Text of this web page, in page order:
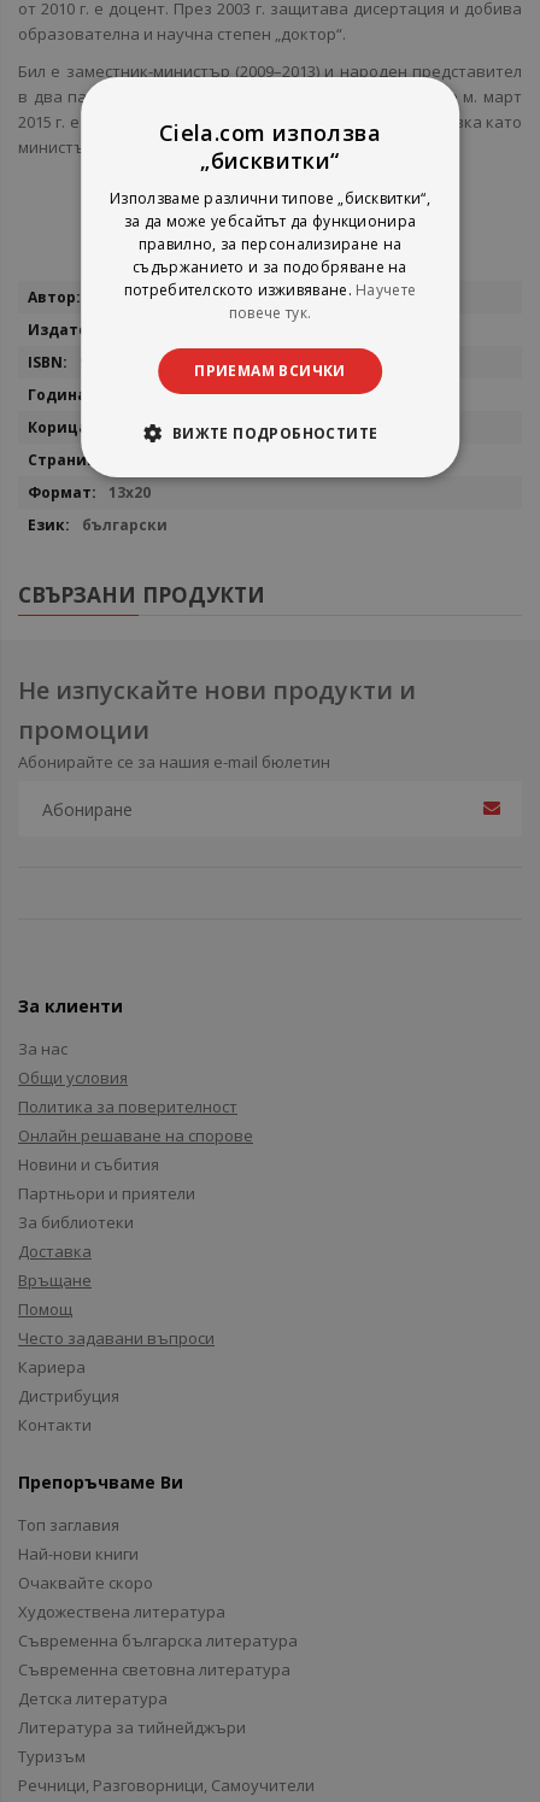
от 2010 г. е доцент. През 2003 г. защитава дисертация и добива
образователна и научна степен „доктор“.
Бил е заместник-министър (2009–2013) и народен представител
в два парламента (2013–2015). От м. ноември 2014 г. до м. март
2015 г. е министър на вътрешните работи. Подава оставка като
министър и депутат.
Повече
Веселин Вучков
9786190118053
2026
мека
13x20
български
СВЪРЗАНИ ПРОДУКТИ
Не изпускайте нови продукти и
промоции
Абонирайте се за нашия e-mail бюлетин
За клиенти
За нас
Общи условия
Политика за поверителност
Онлайн решаване на спорове
Новини и събития
Партньори и приятели
За библиотеки
Доставка
Връщане
Помощ
Често задавани въпроси
Кариера
Дистрибуция
Контакти
Препоръчваме Ви
Топ заглавия
Най-нови книги
Очаквайте скоро
Художествена литература
Съвременна българска литература
Съвременна световна литература
Детска литература
Литература за тийнейджъри
Туризъм
Речници, Разговорници, Самоучители
Ciela.com използва
„бисквитки“
Използваме различни типове „бисквитки“,
за да може уебсайтът да функционира
правилно, за персонализиране на
съдържанието и за подобряване на
потребителското изживяване. Научете
повече тук.
ПРИЕМАМ ВСИЧКИ
ВИЖТЕ ПОДРОБНОСТИТЕ